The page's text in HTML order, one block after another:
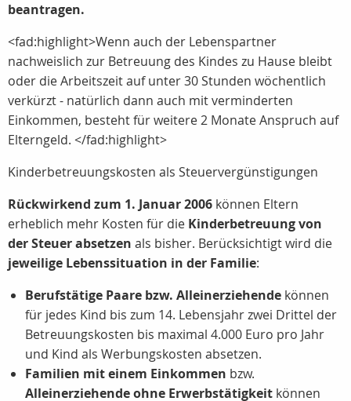
beantragen.
<fad:highlight>Wenn auch der Lebenspartner
nachweislich zur Betreuung des Kindes zu Hause bleibt
oder die Arbeitszeit auf unter 30 Stunden wöchentlich
verkürzt - natürlich dann auch mit verminderten
Einkommen, besteht für weitere 2 Monate Anspruch auf
Elterngeld. </fad:highlight>
Kinderbetreuungskosten als Steuervergünstigungen
Rückwirkend zum 1. Januar 2006 können Eltern
erheblich mehr Kosten für die Kinderbetreuung von
der Steuer absetzen als bisher. Berücksichtigt wird die
jeweilige Lebenssituation in der Familie:
Berufstätige Paare bzw. Alleinerziehende können
für jedes Kind bis zum 14. Lebensjahr zwei Drittel der
Betreuungskosten bis maximal 4.000 Euro pro Jahr
und Kind als Werbungskosten absetzen.
Familien mit einem Einkommen bzw.
Alleinerziehende ohne Erwerbstätigkeit können